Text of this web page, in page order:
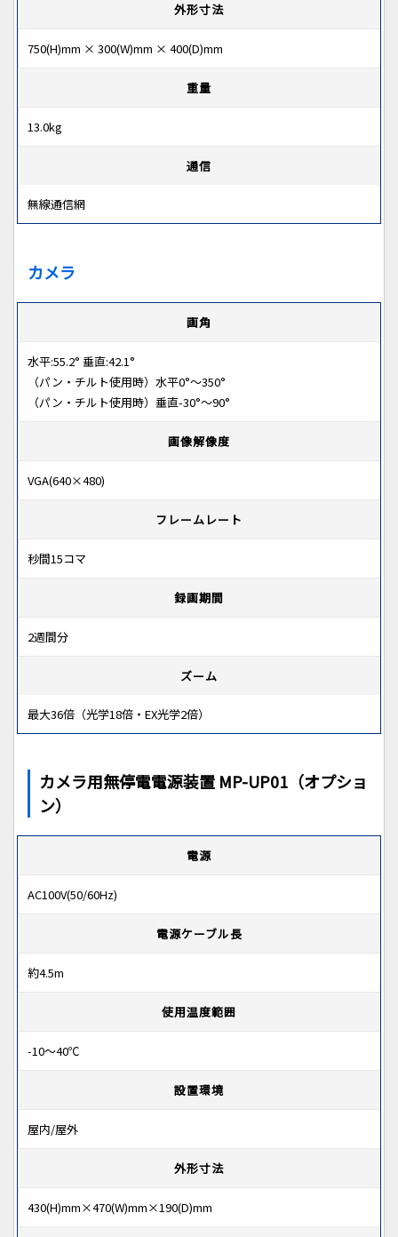
外形寸法
750(H)mm × 300(W)mm × 400(D)mm
重量
13.0kg
通信
無線通信網
カメラ
画角
水平:55.2° 垂直:42.1°
（パン・チルト使用時）水平0°～350°
（パン・チルト使用時）垂直-30°～90°
画像解像度
VGA(640×480)
フレームレート
秒間15コマ
録画期間
2週間分
ズーム
最大36倍（光学18倍・EX光学2倍）
カメラ用無停電電源装置 MP-UP01（オプショ
ン）
電源
AC100V(50/60Hz)
電源ケーブル長
約4.5m
使用温度範囲
-10～40℃
設置環境
屋内/屋外
外形寸法
430(H)mm×470(W)mm×190(D)mm